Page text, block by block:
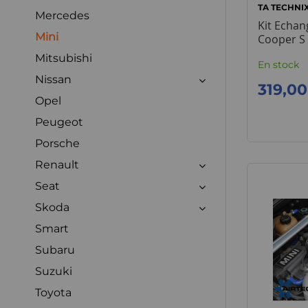
Mercedes
Mini
Mitsubishi
Nissan
Opel
Peugeot
Porsche
Renault
Seat
Skoda
Smart
Subaru
Suzuki
Toyota
TA
Kit
Cooper S
En stock